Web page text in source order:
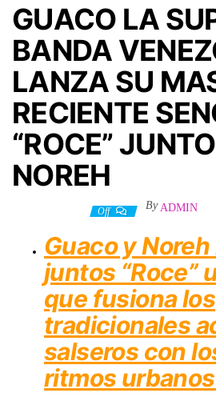
GUACO LA
BANDA
LANZA SU
RECIENTE
“ROCE”
NOREH
Off By ADMIN
Guaco y
juntos “Roce”
que fusiona los
tradicionales
salseros con
ritmos